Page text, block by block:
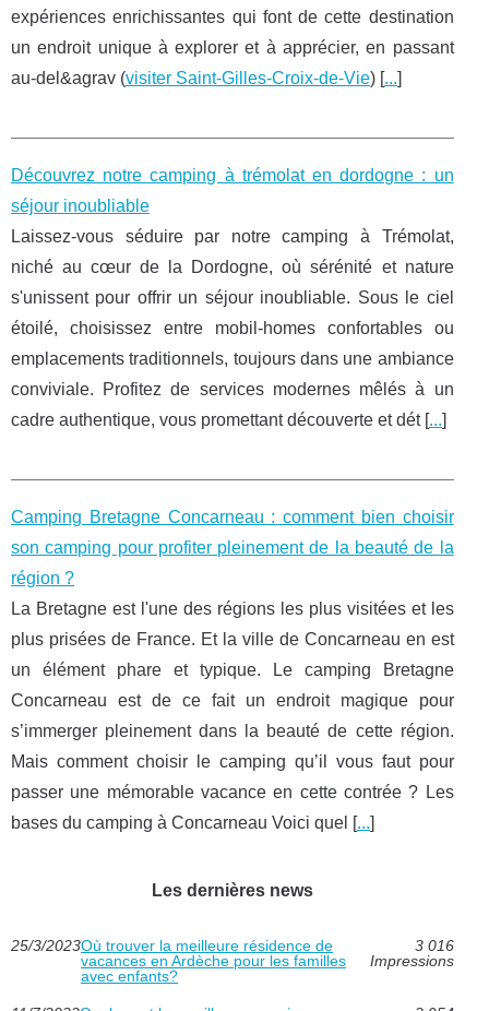
expériences enrichissantes qui font de cette destination
un endroit unique à explorer et à apprécier, en passant
au-del&agrav (visiter Saint-Gilles-Croix-de-Vie) [...]
Découvrez notre camping à trémolat en dordogne : un
séjour inoubliable
Laissez-vous séduire par notre camping à Trémolat,
niché au cœur de la Dordogne, où sérénité et nature
s'unissent pour offrir un séjour inoubliable. Sous le ciel
étoilé, choisissez entre mobil-homes confortables ou
emplacements traditionnels, toujours dans une ambiance
conviviale. Profitez de services modernes mêlés à un
cadre authentique, vous promettant découverte et dét [...]
Camping Bretagne Concarneau : comment bien choisir
son camping pour profiter pleinement de la beauté de la
région ?
La Bretagne est l'une des régions les plus visitées et les
plus prisées de France. Et la ville de Concarneau en est
un élément phare et typique. Le camping Bretagne
Concarneau est de ce fait un endroit magique pour
s’immerger pleinement dans la beauté de cette région.
Mais comment choisir le camping qu’il vous faut pour
passer une mémorable vacance en cette contrée ? Les
bases du camping à Concarneau Voici quel [...]
Les dernières news
25/3/2023Où trouver la meilleure résidence de
vacances en Ardèche pour les familles
avec enfants?
3 016
Impressions